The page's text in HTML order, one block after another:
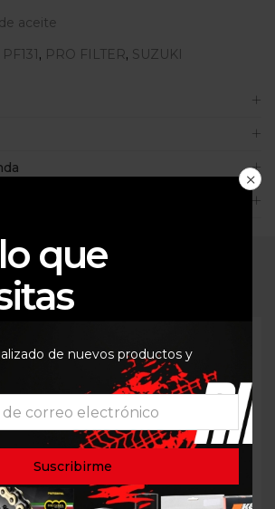
aceite
PF131, PRO FILTER, SUZUKI
que
de nuevos productos y